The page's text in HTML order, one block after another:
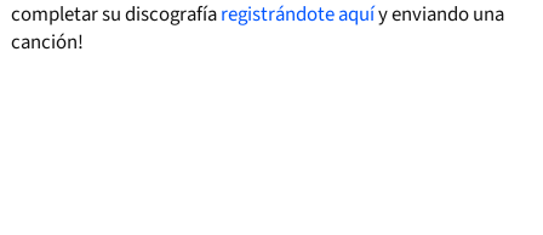
completar su discografíaregistrándote aquíy enviando una
canción!